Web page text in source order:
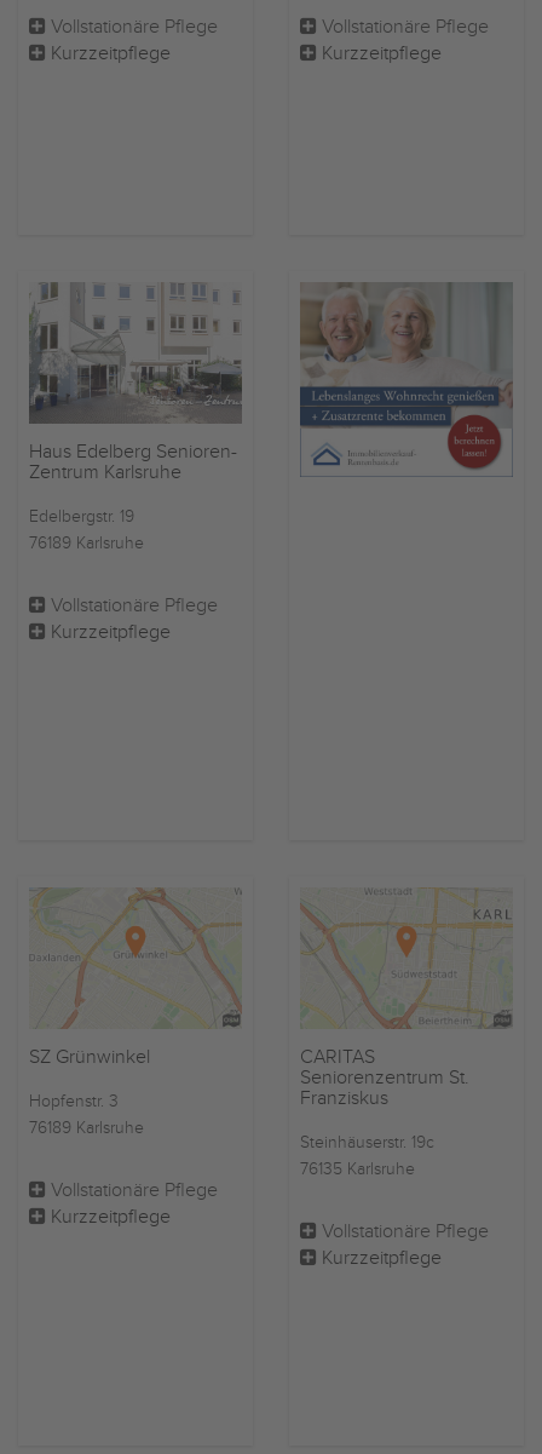
Vollstationäre Pflege
Kurzzeitpflege
Vollstationäre Pflege
Kurzzeitpflege
Haus Edelberg Senioren-
Zentrum Karlsruhe
Edelbergstr. 19
76189 Karlsruhe
Vollstationäre Pflege
Kurzzeitpflege
SZ Grünwinkel
Hopfenstr. 3
76189 Karlsruhe
Vollstationäre Pflege
Kurzzeitpflege
CARITAS
Seniorenzentrum St.
Franziskus
Steinhäuserstr. 19c
76135 Karlsruhe
Vollstationäre Pflege
Kurzzeitpflege